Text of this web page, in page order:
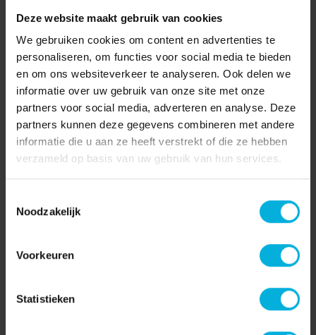
Deze website maakt gebruik van cookies
We gebruiken cookies om content en advertenties te
personaliseren, om functies voor social media te bieden
en om ons websiteverkeer te analyseren. Ook delen we
informatie over uw gebruik van onze site met onze
partners voor social media, adverteren en analyse. Deze
partners kunnen deze gegevens combineren met andere
informatie die u aan ze heeft verstrekt of die ze hebben
verzameld op basis van uw gebruik van hun services.
Noodzakelijk
Voorkeuren
Statistieken
behandelingen voor
longkanker
Lees verder
13-06-2025